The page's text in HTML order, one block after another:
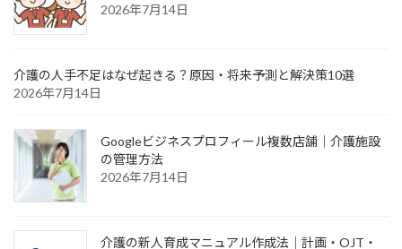
2026年7月14日
介護の人手不足はなぜ起きる？原因・将来予測と解決策10選
2026年7月14日
Googleビジネスプロフィール複数店舗｜介護施設
の管理方法
2026年7月14日
介護の新人育成マニュアル作成法｜計画・OJT・